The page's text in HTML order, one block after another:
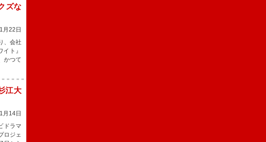
ズな
月22日
、会社
ト』
かつて
江大
月14日
ドラマ
ロジェ